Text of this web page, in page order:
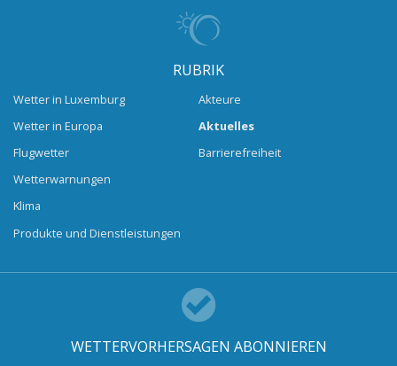
RUBRIK
Wetter in Luxemburg
Wetter in Europa
Flugwetter
Wetterwarnungen
Klima
Produkte und Dienstleistungen
Akteure
Aktuelles
Barrierefreiheit
WETTERVORHERSAGEN ABONNIEREN